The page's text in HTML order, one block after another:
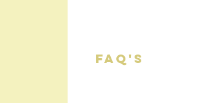
FAQ'S